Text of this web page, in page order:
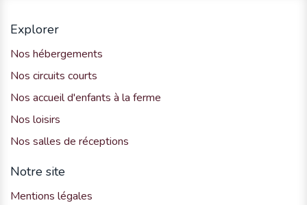
Explorer
Nos hébergements
Nos circuits courts
Nos accueil d'enfants à la ferme
Nos loisirs
Nos salles de réceptions
Notre site
Mentions légales